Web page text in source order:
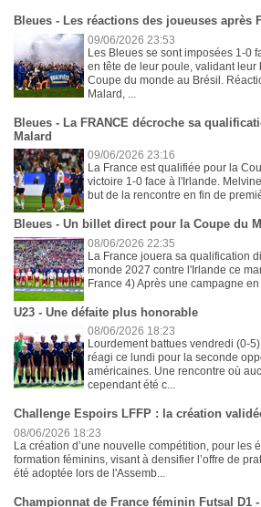
Bleues - Les réactions des joueuses après
09/06/2026 23:53
Les Bleues se sont imposées 1-0
en tête de leur poule, validant
Coupe du monde au Brésil.
Malard, ...
Bleues - La FRANCE décroche sa
Malard
09/06/2026 23:16
La France est qualifiée pour la
victoire 1-0 face à l'Irlande.
but de la rencontre en fin de
Bleues - Un billet direct pour la Coupe du
08/06/2026 22:35
La France jouera sa qualification
monde 2027 contre l'Irlande ce
France 4) Après une campagne
U23 - Une défaite plus honorable
08/06/2026 18:23
Lourdement battues vendredi (0-
réagi ce lundi pour la seconde
américaines. Une rencontre où
cependant été c...
Challenge Espoirs LFFP : la création
08/06/2026 18:23
La création d’une nouvelle compétition, pour les
formation féminins, visant à densifier l’offre de
été adoptée lors de l'Assemb...
Championnat de France féminin Futsal D1